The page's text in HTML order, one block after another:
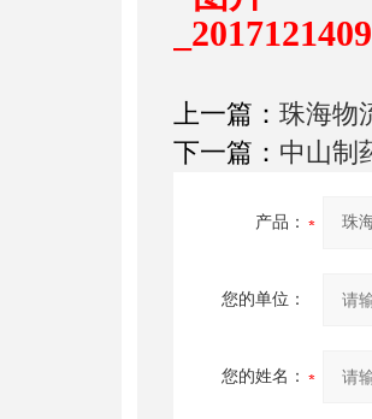
上一篇： 珠海物
下一篇： 中山制
产品：
您的单位：
您的姓名：